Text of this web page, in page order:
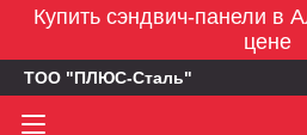
Купить сэндвич-панели в
цене
ТОО "ПЛЮС-Сталь"